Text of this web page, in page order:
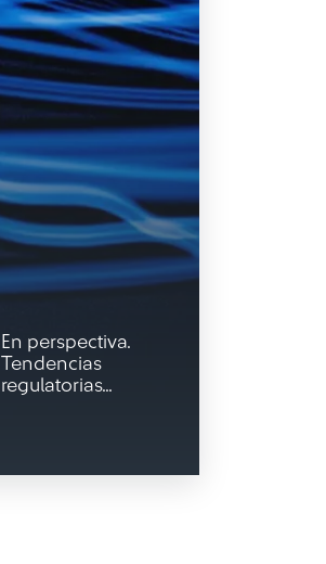
En perspectiva.
Tendencias
regulatorias...